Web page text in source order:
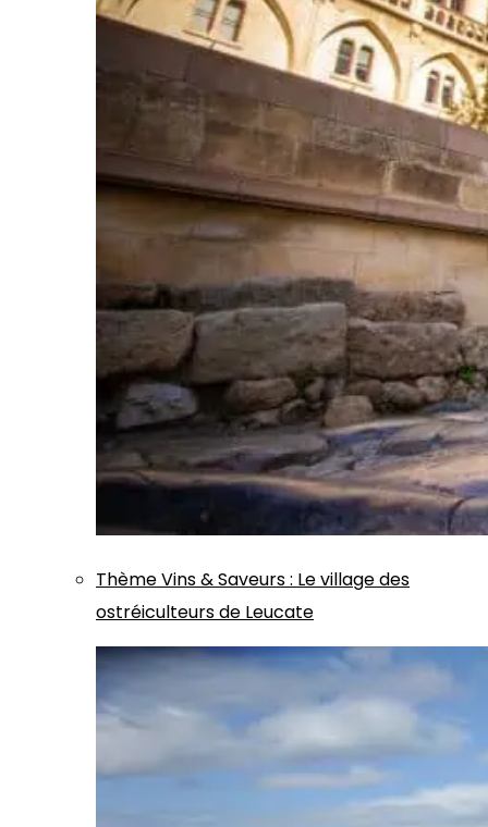
ThèmeVins & Saveurs: Le village des
ostréiculteurs de Leucate